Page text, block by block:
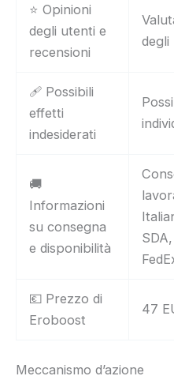
⭐ Opinioni
degli utenti e
recensioni
🩹 Possibili
effetti
indesiderati
🚚
Informazioni
su consegna
e disponibilità
💶 Prezzo di
Eroboost
47
Meccanismo d’azione